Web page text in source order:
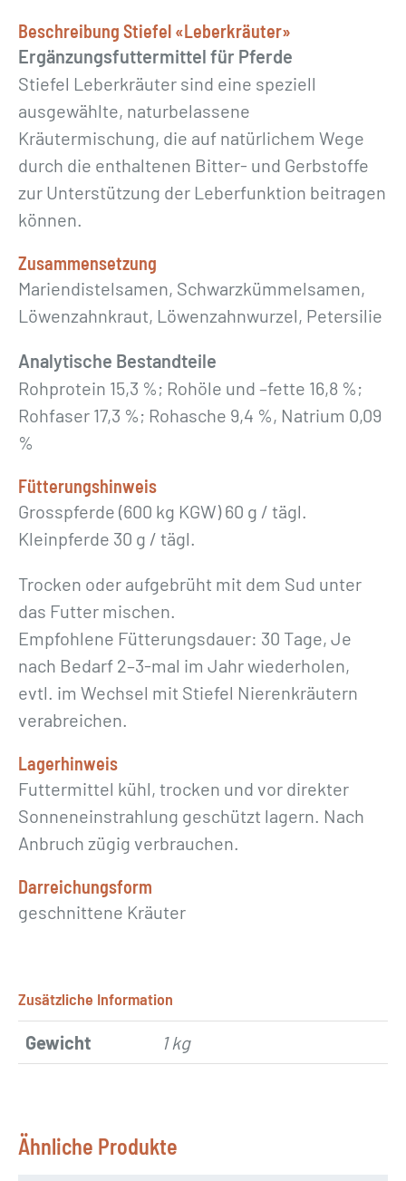
t
e
r
M
e
g
Beschreibung Stiefel «Leberkräuter»
Ergänzungsfuttermittel für Pferde
Stiefel Leberkräuter sind eine speziell
ausgewählte, naturbelassene
Kräutermischung, die auf natürlichem Wege
durch die enthaltenen Bitter- und Gerbstoffe
zur Unterstützung der Leberfunktion beitragen
können.
Zusammensetzung
Mariendistelsamen, Schwarzkümmelsamen,
Löwenzahnkraut, Löwenzahnwurzel, Petersilie
Analytische Bestandteile
Rohprotein 15,3 %; Rohöle und –fette 16,8 %;
Rohfaser 17,3 %; Rohasche 9,4 %, Natrium 0,09
%
Fütterungshinweis
Grosspferde (600 kg KGW) 60 g / tägl.
Kleinpferde 30 g / tägl.
Trocken oder aufgebrüht mit dem Sud unter
das Futter mischen.
Empfohlene Fütterungsdauer: 30 Tage, Je
nach Bedarf 2–3-mal im Jahr wiederholen,
evtl. im Wechsel mit Stiefel Nierenkräutern
verabreichen.
Lagerhinweis
Futtermittel kühl, trocken und vor direkter
Sonneneinstrahlung geschützt lagern. Nach
Anbruch zügig verbrauchen.
Darreichungsform
geschnittene Kräuter
Zusätzliche Information
Gewicht 1 kg
Ähnliche Produkte